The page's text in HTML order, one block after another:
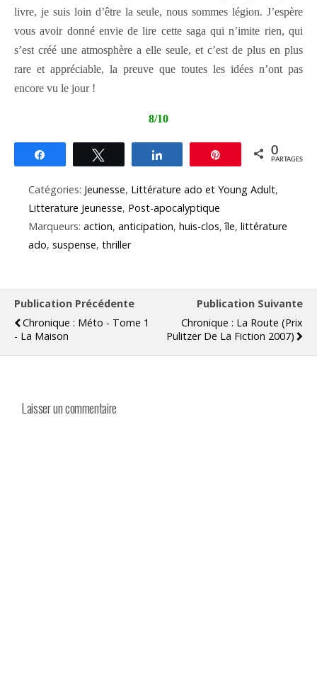
livre, je suis loin d’être la seule, nous sommes légion. J’espère
vous avoir donné envie de lire cette saga qui n’imite rien, qui
s’est créé une atmosphère a elle seule, et c’est de plus en plus
rare et appréciable, la preuve que toutes les idées n’ont pas
encore vu le jour !
8/10
Épingle 0
PARTAGES
Catégories: Jeunesse, Littérature ado et Young Adult,
Litterature Jeunesse, Post-apocalyptique
Marqueurs: action, anticipation, huis-clos,île, littérature
ado, suspense, thriller
Publication Précédente
Chronique : Méto - Tome 1
- La Maison
Publication Suivante
Chronique : La Route (Prix
Pulitzer De La Fiction 2007)
Laisser un commentaire